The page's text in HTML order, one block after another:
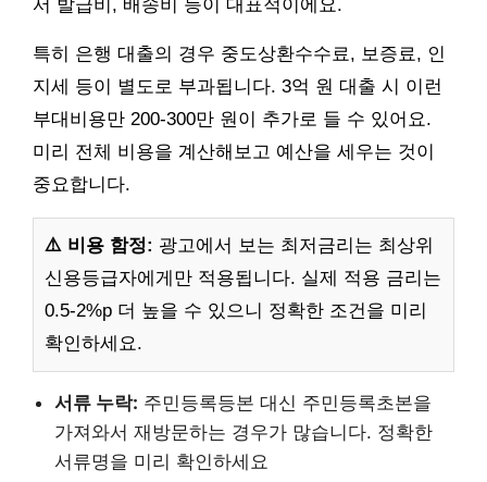
서 발급비, 배송비 등이 대표적이에요.
특히 은행 대출의 경우 중도상환수수료, 보증료, 인
지세 등이 별도로 부과됩니다. 3억 원 대출 시 이런
부대비용만 200-300만 원이 추가로 들 수 있어요.
미리 전체 비용을 계산해보고 예산을 세우는 것이
중요합니다.
⚠️ 비용 함정: 광고에서 보는 최저금리는 최상위
신용등급자에게만 적용됩니다. 실제 적용 금리는
0.5-2%p 더 높을 수 있으니 정확한 조건을 미리
확인하세요.
서류 누락: 주민등록등본 대신 주민등록초본을
가져와서 재방문하는 경우가 많습니다. 정확한
서류명을 미리 확인하세요